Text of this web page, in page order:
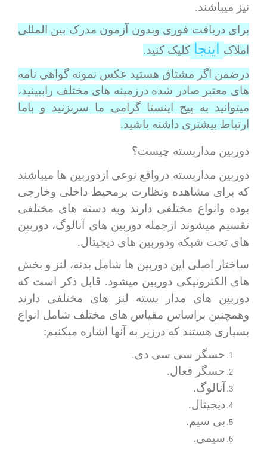
نیز میباشند.
برای دریافت فوری وبدون آزمون مدرک بین المللی
املاک
اینجا کلیک کنید.
درضمن اگر مشتاق هستید عکس نمونه گواهی نامه
های معتبر صادر شده درزمینه های مختلف راببینید،
میتوانید به پیج اینستا گرامی ما سربزنید و باما
ارتباط بیشتری داشته باشید.
دوربین مداربسته چیست؟
دوربین مداربسته درواقع نوعی ازدوربین ها میباشند
که برای مشاهده ونظارت برمحیط داخلی وخارجی
بوده وانواع مختلفی دارند وبه دسته های مختلفی
تقسیم میشوند ازجمله دوربین های آنالوگ، دوربین
های تحت شبکه ودوربین های دیجیتال.
ساختار اصلی این دوربین ها شامل بدنه، لنز و بخش
های الکترونیکی دوربین میشود. قابل ذکر است که
دوربین های مدار بسته لنز های مختلفی دارند
وهمچنین براساس مقیاس های مختلف شامل انواع
بسیاری هستند که درزیر به آنها اشاره میکنیم:
حسگر سی سی دی.
حسگر فعال.
آنالوگ.
دیجیتال.
بی سیم.
سیمی.